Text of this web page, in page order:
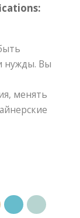
нужды. Вы
менять